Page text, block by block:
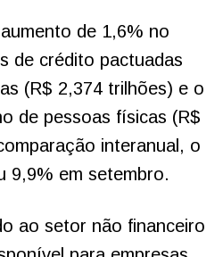
de 1,6% no
de crédito pactuadas
(R$ 2,374 trilhões) e o
de pessoas físicas (R$
interanual, o
9,9% em setembro.
ao setor não financeiro